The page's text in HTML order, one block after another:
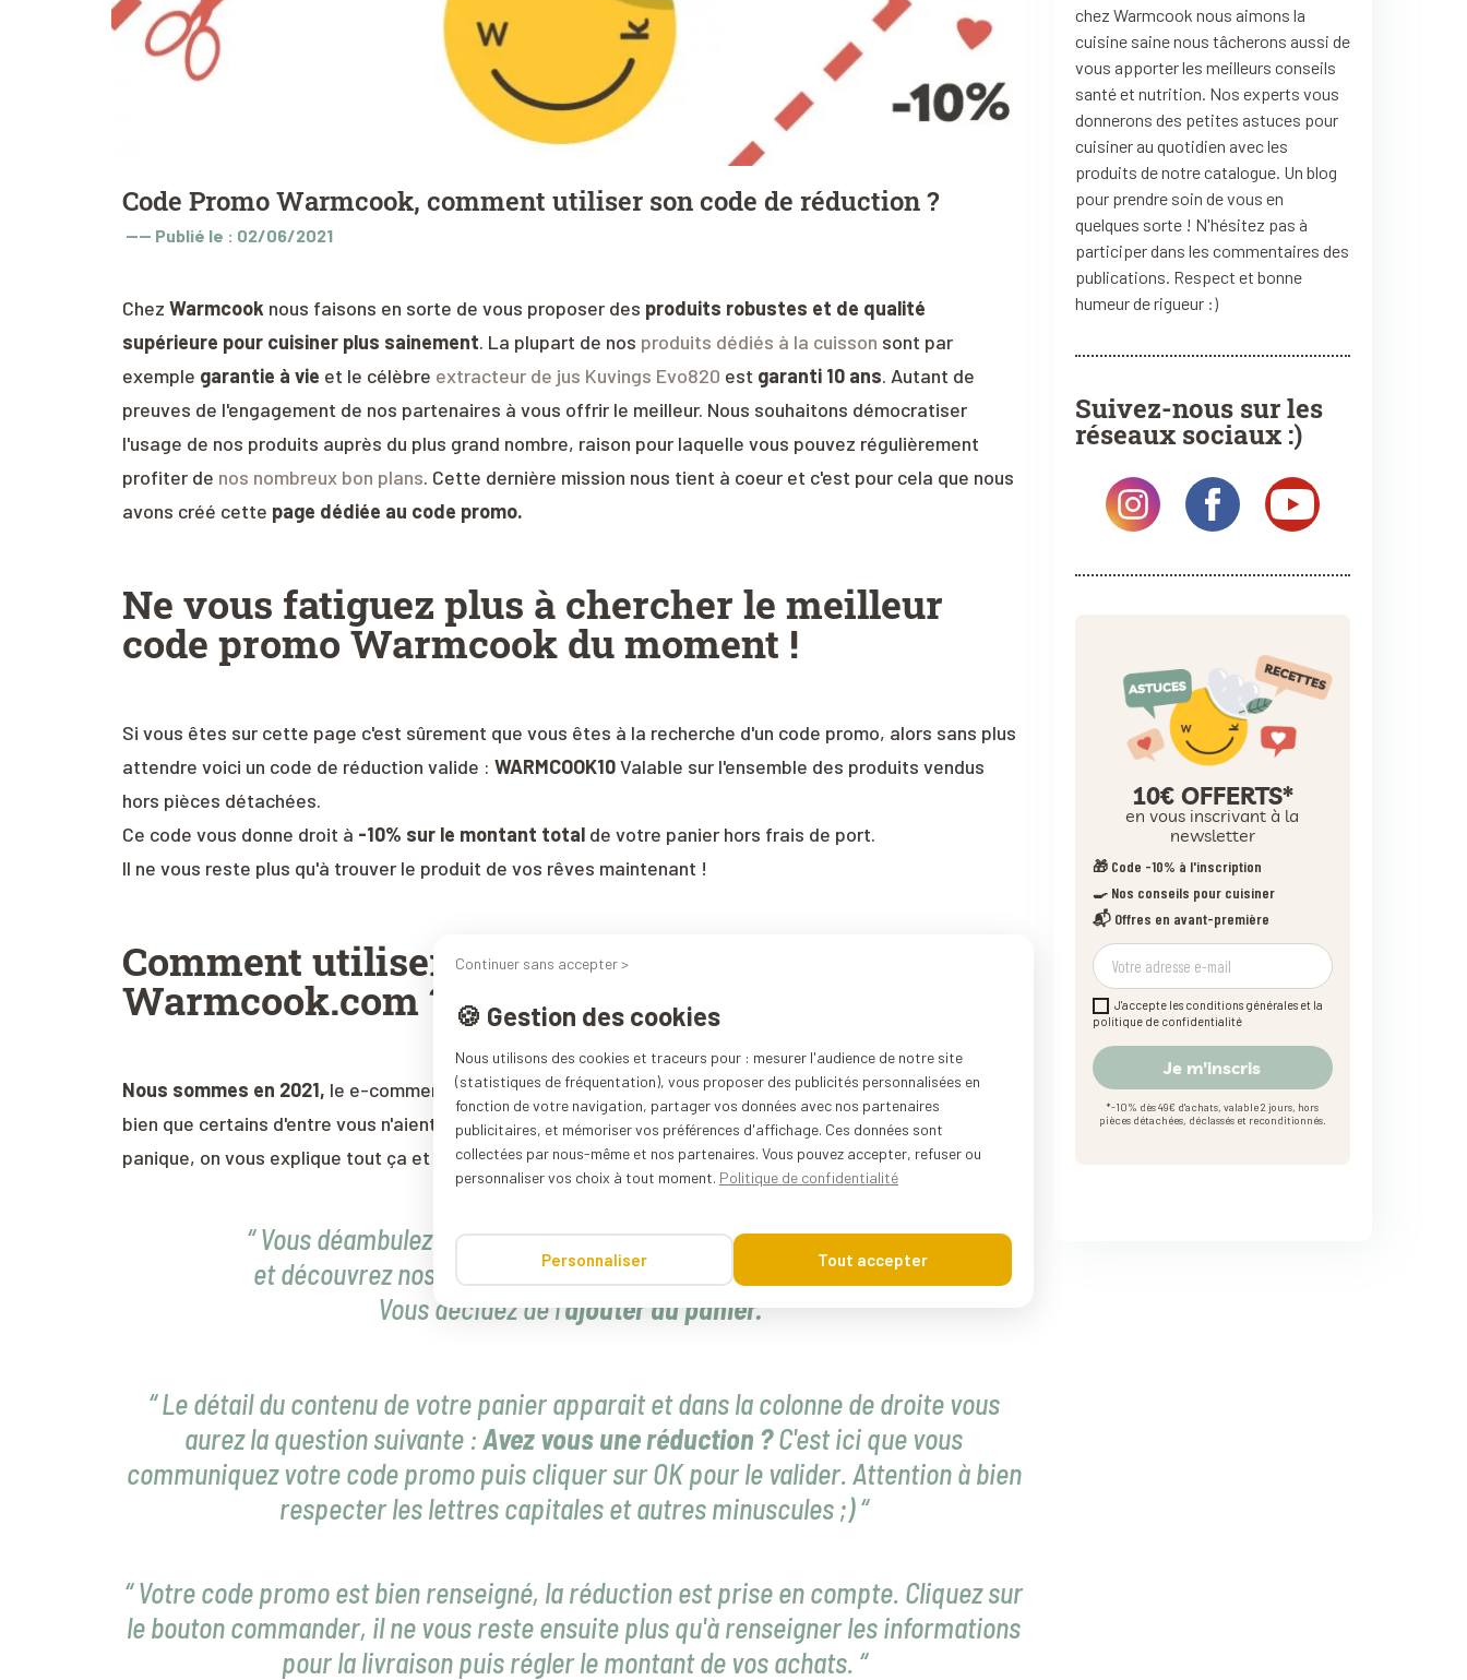
Code Promo Warmcook, comment utiliser son code de réduction ?
---- Publié le : 02/06/2021
Chez Warmcook nous faisons en sorte de vous proposer des produits robustes et de qualité
supérieure pour cuisiner plus sainement. La plupart de nos produits dédiés à la cuisson sont par
exemple garantie à vie et le célèbre extracteur de jus Kuvings Evo820 est garanti 10 ans. Autant de
preuves de l'engagement de nos partenaires à vous offrir le meilleur. Nous souhaitons démocratiser
l'usage de nos produits auprès du plus grand nombre, raison pour laquelle vous pouvez régulièrement
profiter de nos nombreux bon plans. Cette dernière mission nous tient à coeur et c'est pour cela que nous
avons créé cette page dédiée au code promo.
Ne vous fatiguez plus à chercher le meilleur
code promo Warmcook du moment !
Si vous êtes sur cette page c'est sûrement que vous êtes à la recherche d'un code promo, alors sans plus
attendre voici un code de réduction valide : WARMCOOK10Valable sur l'ensemble des produits vendus
hors pièces détachées.
Ce code vous donne droit à -10% sur le montant total de votre panier hors frais de port.
Il ne vous reste plus qu'à trouver le produit de vos rêves maintenant !
Comment utiliser un code de réduction sur
Warmcook.com ?
Nous sommes en 2021, le e-commerce augmente sa part de marché de jour en jour mais il se pourrait
bien que certains d'entre vous n'aient encore jamais utilisé uncode de réduction Warmcook. Pas de
panique, on vous explique tout ça et c'est assez simple en fait :
“ Vous déambulez dans les catégories du site warmcook.com
et découvrez nos produits. Un produit attire votre attention.
Vous décidez de l'ajouter au panier.
“ Le détail du contenu de votre panier apparait et dans la colonne de droite vous
aurez la question suivante : Avez vous une réduction ?C'est ici que vous
communiquez votre code promo puis cliquer sur OK pour le valider. Attention à bien
respecter les lettres capitales et autres minuscules ;) “
“ Votre code promo est bien renseigné, la réduction est prise en compte. Cliquez sur
le bouton commander, il ne vous reste ensuite plus qu'à renseigner les informations
pour la livraison puis régler le montant de vos achats. “
chez Warmcook nous aimons la
cuisine saine nous tâcherons aussi de
vous apporter les meilleurs conseils
santé et nutrition. Nos experts vous
donnerons des petites astuces pour
cuisiner au quotidien avec les
produits de notre catalogue. Un blog
pour prendre soin de vous en
quelques sorte ! N'hésitez pas à
participer dans les commentaires des
publications. Respect et bonne
humeur de rigueur :)
Suivez-nous sur les
réseaux sociaux :)
10€ OFFERTS*
en vous inscrivant à la
newsletter
🎁 Code -10% à l'inscription
🍳 Nos conseils pour cuisiner
📬 Offres en avant-première
J'accepte les conditions générales et la
politique de confidentialité
Je m'inscris
*-10% dès 49€ d'achats, valable 2 jours, hors
pièces détachées, déclassés et reconditionnés.
Continuer sans accepter >
🍪 Gestion des cookies
Nous utilisons des cookies et traceurs pour : mesurer l'audience de notre site
(statistiques de fréquentation), vous proposer des publicités personnalisées en
fonction de votre navigation, partager vos données avec nos partenaires
publicitaires, et mémoriser vos préférences d'affichage. Ces données sont
collectées par nous-même et nos partenaires. Vous pouvez accepter, refuser ou
personnaliser vos choix à tout moment. Politique de confidentialité
Personnaliser Tout accepter